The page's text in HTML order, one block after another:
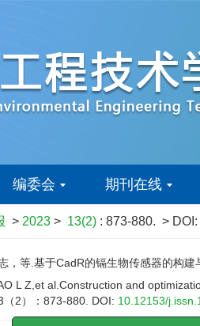
编委会 期刊在线
> 2023 > 13(2) : 873-880. > DOI:
，等.基于CadR的镉生物传感器的构
L Z,et al.Construction and
2）：873-880. DOI: 10.12153/